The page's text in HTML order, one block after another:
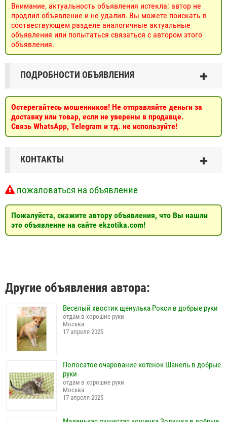
Внимание, актуальность объявления истекла: автор не
продлил объявление и не удалил. Вы можете поискать в
соотвествующем разделе аналогичные актуальные
объявления или попытаться связаться с автором этого
объявления.
ПОДРОБНОСТИ ОБЪЯВЛЕНИЯ
Остерегайтесь мошенников! Не отправляйте деньги за
доставку или товар, если не уверены в продавце.
Связь WhatsApp, Telegram и тд. не используйте!
КОНТАКТЫ
пожаловаться на объявление
Пожалуйста, скажите автору объявления, что Вы нашли
это объявление на сайте ekzotika.com!
Другие объявления автора:
Веселый хвостик щенулька Рокси в добрые руки
отдам в хорошие руки
Москва
17 апреля 2025
Полосатое очарование котенок Шанель в добрые
руки
отдам в хорошие руки
Москва
17 апреля 2025